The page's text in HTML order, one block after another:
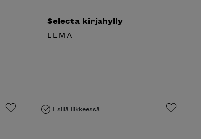
Selecta kirjahylly
LEMA
Esillä liikkeessä